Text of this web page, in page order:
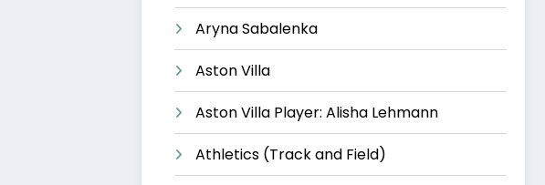
Aryna Sabalenka
Aston Villa
Aston Villa Player: Alisha Lehmann
Athletics (Track and Field)